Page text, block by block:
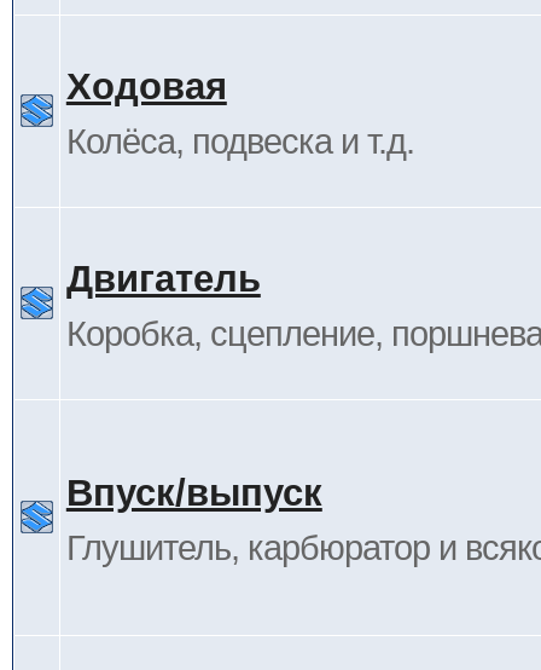
Ходовая
Колёса, подвеска и т.д.
Двигатель
Коробка, сцепление,
Впуск/выпуск
Глушитель, карбюратор и